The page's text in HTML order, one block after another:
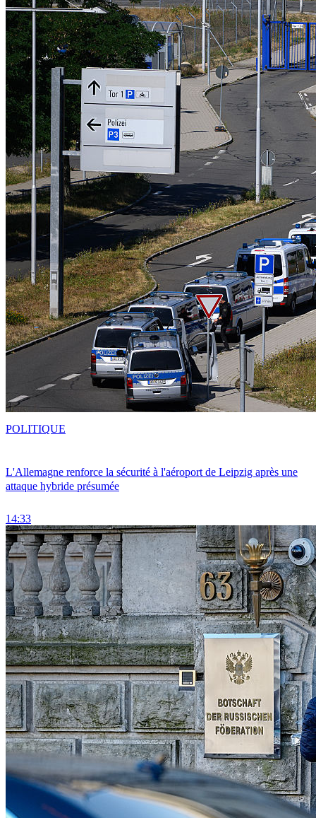
L'Allemagne renforce la sécurité à l'aéroport de Leipzig après une
attaque hybride présumée
14:33
POLITIQUE